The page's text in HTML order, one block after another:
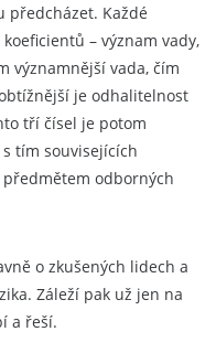
předcházet. Každé
– význam vady,
významnější vada, čím
je odhalitelnost
tří čísel je potom
tím souvisejících
odborných
o zkušených lidech a
Záleží pak už jen na
a řeší.